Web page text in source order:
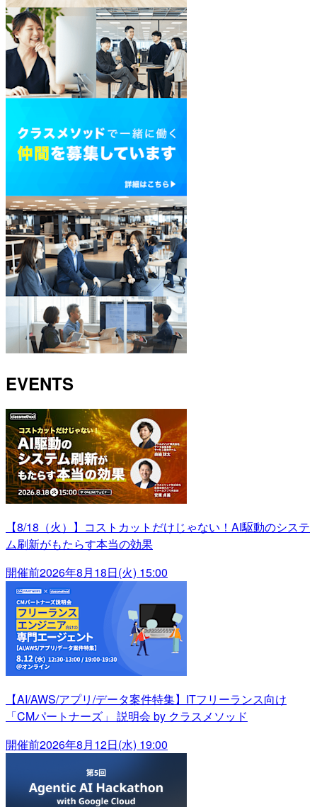
EVENTS
【8/18（火）】コストカットだけじゃない！AI駆動のシステ
ム刷新がもたらす本当の効果
開催前2026年8月18日(火) 15:00
【AI/AWS/アプリ/データ案件特集】ITフリーランス向け
「CMパートナーズ」 説明会 by クラスメソッド
開催前2026年8月12日(水) 19:00